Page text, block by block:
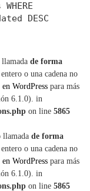
DESC
de forma
o una cadena no
WordPresspara más
6.1.0). in
on line 5865
llamada de forma
o una cadena no
WordPresspara más
6.1.0). in
on line 5865